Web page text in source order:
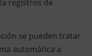
registros de
se pueden tratar
automática a